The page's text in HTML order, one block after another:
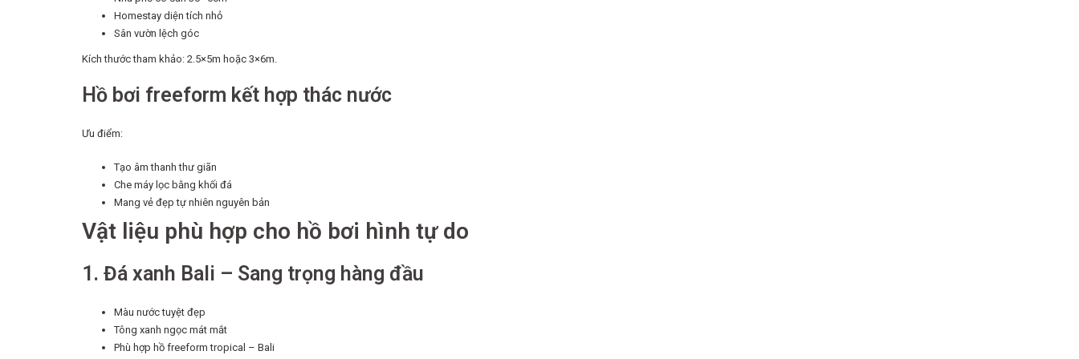
Homestay diện tích nhỏ
Sân vườn lệch góc
Kích thước tham khảo: 2.5×5m hoặc 3×6m.
Hồ bơi freeform kết hợp thác nước
Ưu điểm:
Tạo âm thanh thư giãn
Che máy lọc bằng khối đá
Mang vẻ đẹp tự nhiên nguyên bản
Vật liệu phù hợp cho hồ bơi hình tự do
1. Đá xanh Bali – Sang trọng hàng đầu
Màu nước tuyệt đẹp
Tông xanh ngọc mát mắt
Phù hợp hồ freeform tropical – Bali